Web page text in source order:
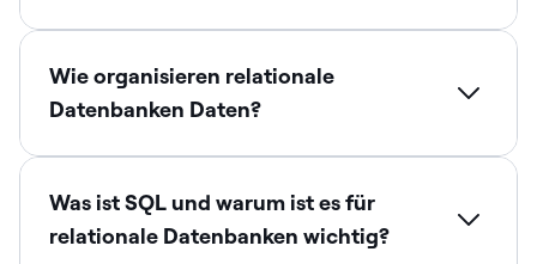
Wie organisieren relationale
Datenbanken Daten?
Was ist SQL und warum ist es für
relationale Datenbanken wichtig?